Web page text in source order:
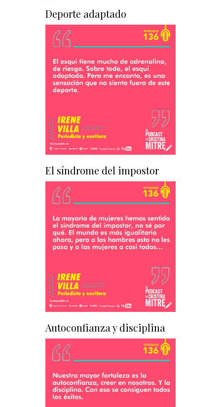
Deporte adaptado
El síndrome del impostor
Autoconfianza y disciplina